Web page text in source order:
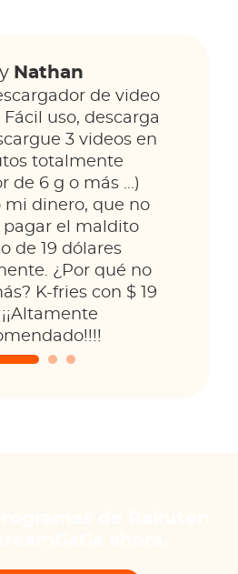
Nathan
de video
uso, descarga
3 videos en
totalmente
de 6 g o más ...)
mi dinero, que no
pagar el maldito
de 19 dólares
¿Por qué no
K-fries con $ 19